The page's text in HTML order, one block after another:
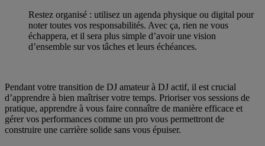
Restez organisé : utilisez un agenda physique ou digital pour
noter toutes vos responsabilités. Avec ça, rien ne vous
échappera, et il sera plus simple d’avoir une vision
d’ensemble sur vos tâches et leurs échéances.
Pendant votre transition de DJ amateur à DJ actif, il est crucial
d’apprendre à bien maîtriser votre temps. Prioriser vos sessions de
pratique, apprendre à vous faire connaître de manière efficace et
gérer vos performances comme un pro vous permettront de
construire une carrière solide sans vous épuiser.